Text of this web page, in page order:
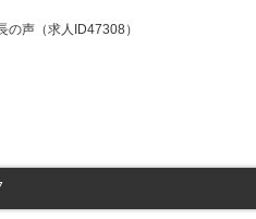
の声（求人ID47308）